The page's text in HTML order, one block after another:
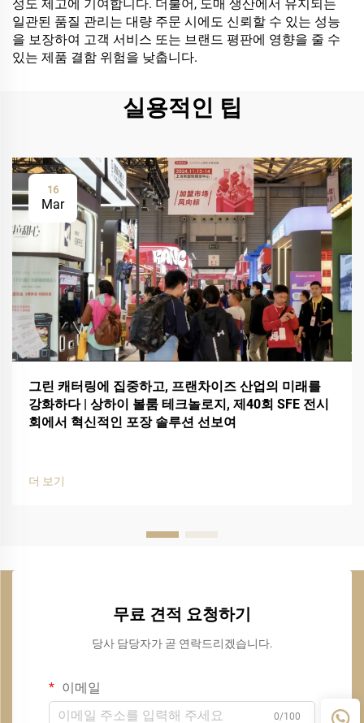
성도 제고에 기여합니다. 더불어, 도매 생산에서 유지되는
일관된 품질 관리는 대량 주문 시에도 신뢰할 수 있는 성능
을 보장하여 고객 서비스 또는 브랜드 평판에 영향을 줄 수
있는 제품 결함 위험을 낮춥니다.
실용적인 팁
16
Mar
그린 캐터링에 집중하고, 프랜차이즈 산업의 미래를
강화하다 | 상하이 볼룸 테크놀로지, 제40회 SFE 전시
회에서 혁신적인 포장 솔루션 선보여
더 보기
무료 견적 요청하기
당사 담당자가 곧 연락드리겠습니다.
이메일
0/100